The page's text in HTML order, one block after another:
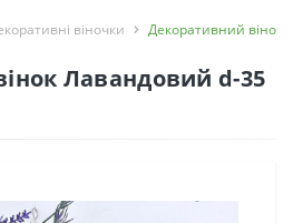
віночки Декоративний вінок
Лавандовий d-35